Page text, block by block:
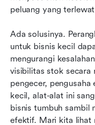
peluang yang
Ada solusinya.
untuk bisnis kecil
mengurangi
visibilitas stok secara
pengecer,
kecil, alat-alat ini
bisnis tumbuh sambil
efektif. Mari kita lihat
Pemikiran akhir